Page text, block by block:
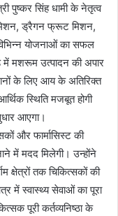
पुष्कर सिंह धामी के नेतृत्व
मिशन, ड्रैगन फ्रूट मिशन,
योजनाओं का सफल
में मशरूम उत्पादन की अपार
के लिए आय के अतिरिक्त
स्थिति मजबूत होगी
आएगा।
और फार्मासिस्ट की
में मदद मिलेगी। उन्होंने
क्षेत्रों तक चिकित्सकों की
में स्वास्थ्य सेवाओं का पूरा
पूरी कर्तव्यनिष्ठा के